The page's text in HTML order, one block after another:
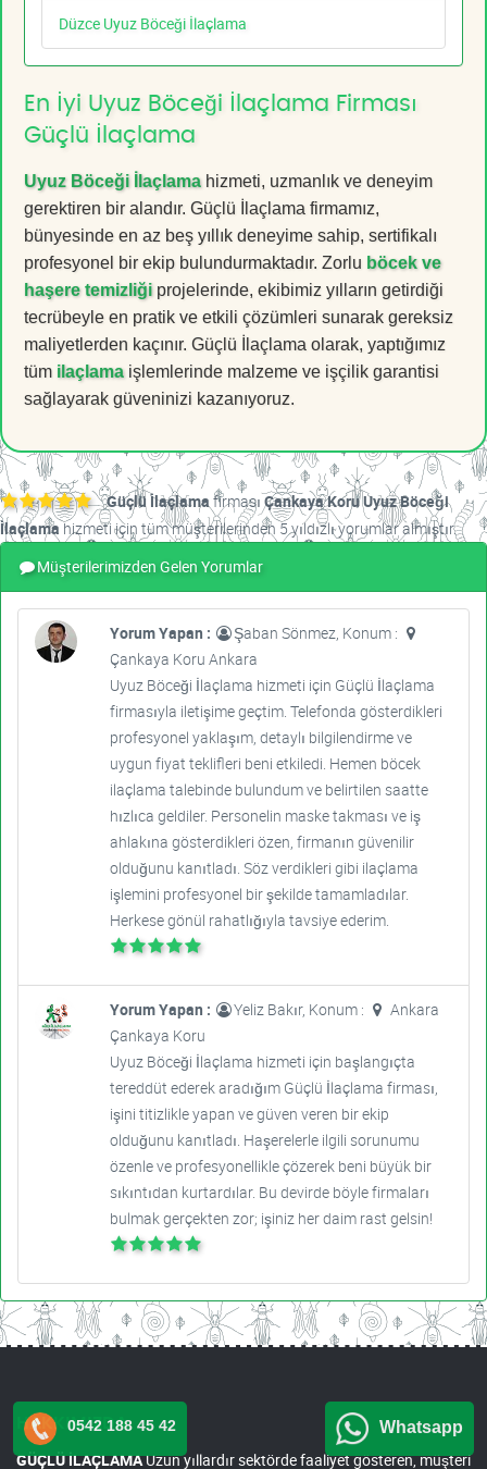
Düzce Uyuz Böceği İlaçlama
En İyi Uyuz Böceği İlaçlama Firması
Güçlü İlaçlama
Uyuz Böceği İlaçlamahizmeti, uzmanlık ve deneyim
gerektiren bir alandır. Güçlü İlaçlama firmamız,
bünyesinde en az beş yıllık deneyime sahip, sertifikalı
profesyonel bir ekip bulundurmaktadır. Zorlu böcek ve
haşere temizliği projelerinde, ekibimiz yılların getirdiği
tecrübeyle en pratik ve etkili çözümleri sunarak gereksiz
maliyetlerden kaçınır. Güçlü İlaçlama olarak, yaptığımız
tüm ilaçlamaişlemlerinde malzeme ve işçilik garantisi
sağlayarak güveninizi kazanıyoruz.
Güçlü İlaçlamafirması Çankaya Koru Uyuz Böceği
İlaçlama hizmeti için tüm müşterilerinden 5 yıldızlı yorumlar almıştır.
Müşterilerimizden Gelen Yorumlar
Yorum Yapan :
Şaban Sönmez, Konum :
Çankaya Koru Ankara
Uyuz Böceği İlaçlama hizmeti için Güçlü İlaçlama
firmasıyla iletişime geçtim. Telefonda gösterdikleri
profesyonel yaklaşım, detaylı bilgilendirme ve
uygun fiyat teklifleri beni etkiledi. Hemen böcek
ilaçlama talebinde bulundum ve belirtilen saatte
hızlıca geldiler. Personelin maske takması ve iş
ahlakına gösterdikleri özen, firmanın güvenilir
olduğunu kanıtladı. Söz verdikleri gibi ilaçlama
işlemini profesyonel bir şekilde tamamladılar.
Herkese gönül rahatlığıyla tavsiye ederim.
Yorum Yapan : Yeliz Bakır, Konum :
Ankara
Çankaya Koru
Uyuz Böceği İlaçlama hizmeti için başlangıçta
tereddüt ederek aradığım Güçlü İlaçlama firması,
işini titizlikle yapan ve güven veren bir ekip
olduğunu kanıtladı. Haşerelerle ilgili sorunumu
özenle ve profesyonellikle çözerek beni büyük bir
sıkıntıdan kurtardılar. Bu devirde böyle firmaları
bulmak gerçekten zor; işiniz her daim rast gelsin!
HAKKIMIZDA
GÜÇLÜ İLAÇLAMAUzun yıllardır sektörde faaliyet gösteren, müşteri
0542 188 45 42 Whatsapp